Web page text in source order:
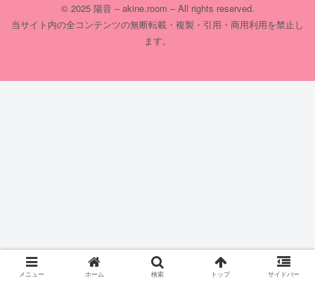
© 2025 陽音 – akine.room – All rights reserved.
当サイト内の全コンテンツの無断転載・複製・引用・商用利用を禁止し
ます。
メニュー ホーム 検索 トップ サイドバー